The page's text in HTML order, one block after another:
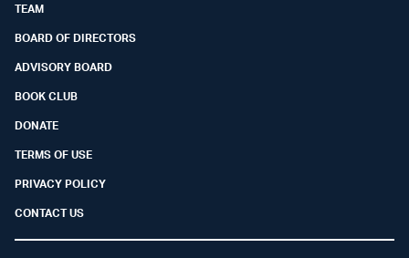
TEAM
BOARD OF DIRECTORS
ADVISORY BOARD
BOOK CLUB
DONATE
TERMS OF USE
PRIVACY POLICY
CONTACT US